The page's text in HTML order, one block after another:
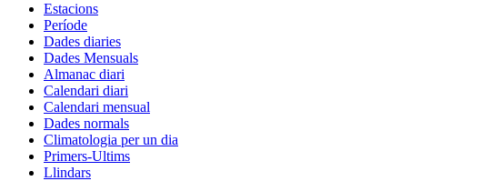
Estacions
Període
Dades diaries
Dades Mensuals
Almanac diari
Calendari diari
Calendari mensual
Dades normals
Climatologia per un dia
Primers-Ultims
Llindars